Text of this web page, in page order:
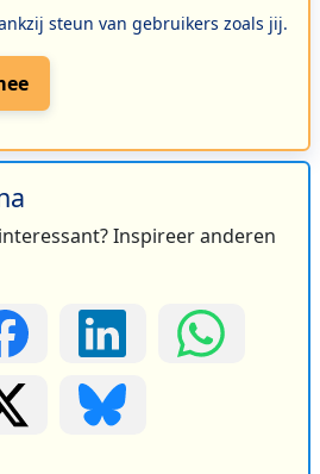
steun van gebruikers zoals jij.
Inspireer anderen